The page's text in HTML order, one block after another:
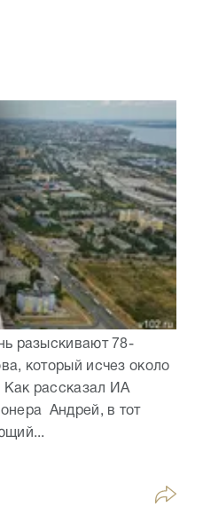
разыскивают 78-
который исчез около
Как рассказал ИА
Андрей, в тот